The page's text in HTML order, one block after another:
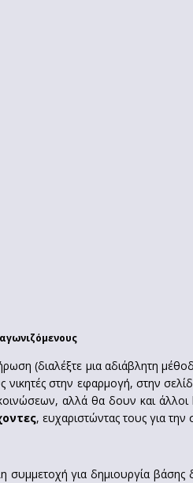
(διαλέξτε μια αδιάβλητη
στην εφαρμογή, στην
αλλά θα δουν και άλλοι
, ευχαριστώντας τους για την
συμμετοχή για δημιουργία βάσης